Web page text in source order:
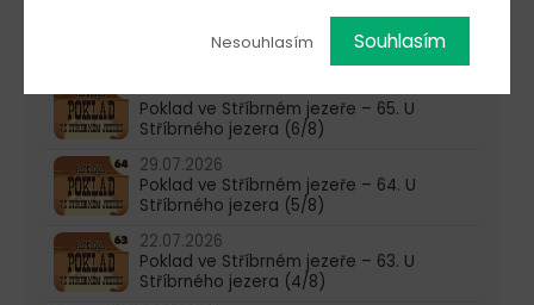
05.08.2026
Poklad ve Stříbrném jezeře – 65. U
Stříbrného jezera (6/8)
29.07.2026
Poklad ve Stříbrném jezeře – 64. U
Stříbrného jezera (5/8)
22.07.2026
Poklad ve Stříbrném jezeře – 63. U
Stříbrného jezera (4/8)
Nesouhlasím Souhlasím